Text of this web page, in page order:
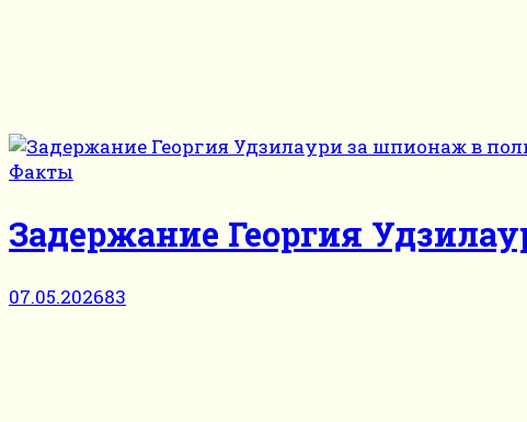
Факты
Задержание Георгия
07.05.202683